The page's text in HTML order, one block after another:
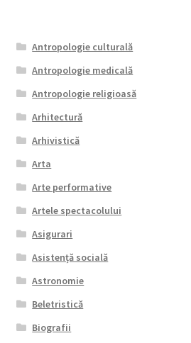
Antropologie culturală
Antropologie medicală
Antropologie religioasă
Arhitectură
Arhivistică
Arta
Arte performative
Artele spectacolului
Asigurari
Asistență socială
Astronomie
Beletristică
Biografii